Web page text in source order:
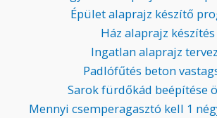
Épület alaprajz készítő
Ház alaprajz készítés
Ingatlan alaprajz
Padlófűtés beton
Sarok fürdőkád beépítése
Mennyi csemperagasztó kell 1